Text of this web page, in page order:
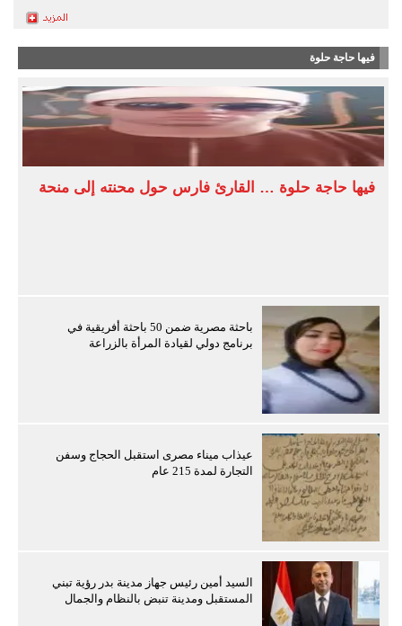
فيها حاجة حلوة
فيها حاجة حلوة … القارئ فارس حول محنته إلى منحة
باحثة مصرية ضمن 50 باحثة أفريقية في
برنامج دولي لقيادة المرأة بالزراعة
عيذاب ميناء مصرى استقبل الحجاج وسفن
التجارة لمدة 215 عام
السيد أمين رئيس جهاز مدينة بدر رؤية تبني
المستقبل ومدينة تنبض بالنظام والجمال